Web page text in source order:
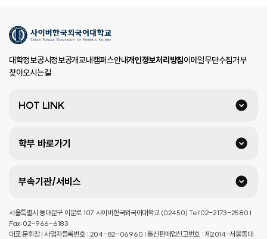
대학정보공시정보공개교내캠퍼스안내개인정보처리방침이메일무단수집거부
찾아오시는길
HOT LINK
학부 바로가기
부속기관/서비스
서울특별시 동대문구 이문로 107 사이버한국외국어대학교 (02450) Tel:02-2173-2580 |
Fax:02-966-6183
대표:문휘창 | 사업자등록번호 : 204-82-06960 | 통신판매업신고번호 : 제2014-서울동대